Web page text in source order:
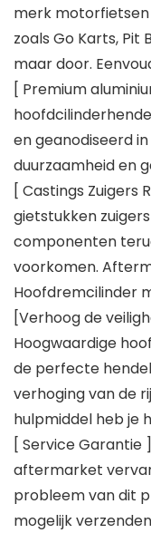
merk
zoals Go Karts, Pit
maar door.
[ Premium
en geanodiseerd
duurzaamheid en
[ Castings Zuigers
gietstukken
componenten
voorkomen.
Hoofdremcilinder
[Verhoog de
Hoogwaardige
de perfecte
verhoging van de
hulpmiddel heb je
[ Service Garantie
aftermarket
probleem van dit
mogelijk